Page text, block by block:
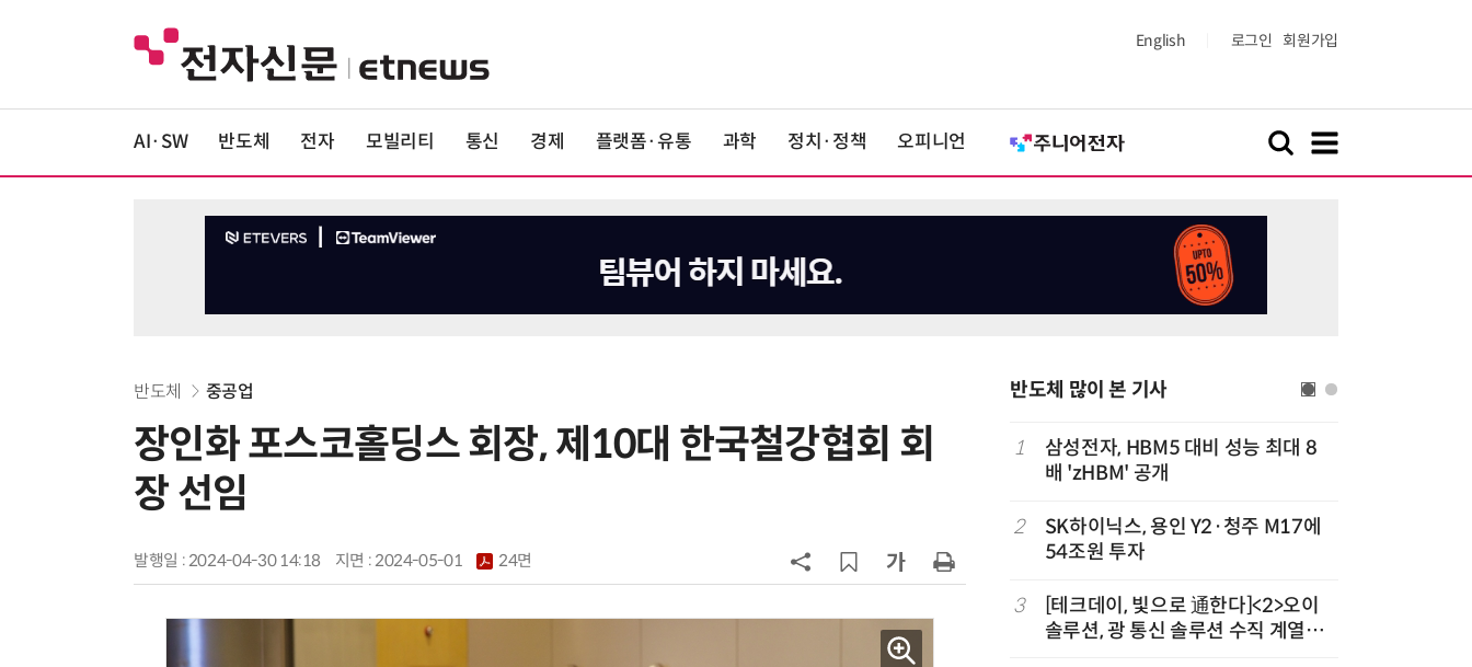
English 로그인 회원가입
AI·SW 반도체 전자 모빌리티 통신 경제 플랫폼·유통 과학 정치·정책 오피니언
반도체 중공업
장인화 포스코홀딩스 회장, 제10대 한국철강협회 회
장 선임
발행일 : 2024-04-30 14:18 지면 :2024-05-01 24면
반도체 많이 본 기사
6
AMD, 데이터센터 매출 2배 급증…2
속…외부 파트너 유치 포석
·PIM', FMS 2026 어워드서 2관왕
1
삼성전자, HBM5 대비 성능 최대 8
배 'zHBM' 공개
2
SK하이닉스, 용인 Y2·청주 M17에
54조원 투자
3
[테크데이, 빛으로 通한다]<2>오이
솔루션, 광 통신 솔루션 수직 계열